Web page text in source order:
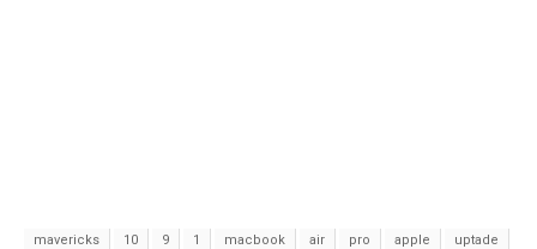
mavericks 10 9 1 macbook air pro apple uptade